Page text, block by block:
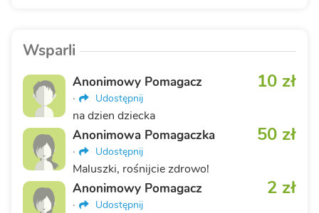
Wsparli
10 zł
Anonimowy Pomagacz
· Udostępnij
na dzien dziecka
50 zł
Anonimowa Pomagaczka
· Udostępnij
Maluszki, rośnijcie zdrowo!
2 zł
Anonimowy Pomagacz
· Udostępnij